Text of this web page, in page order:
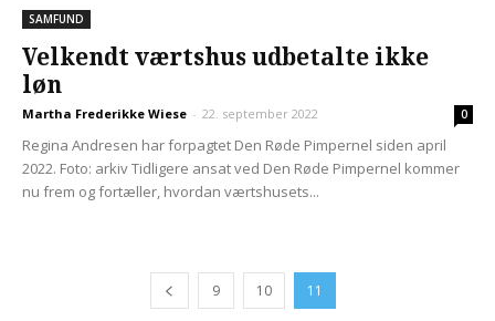
SAMFUND
Velkendt værtshus udbetalte ikke
løn
Martha Frederikke Wiese - 22. september 2022 0
Regina Andresen har forpagtet Den Røde Pimpernel siden april
2022. Foto: arkiv Tidligere ansat ved Den Røde Pimpernel kommer
nu frem og fortæller, hvordan værtshusets...
9 10 11